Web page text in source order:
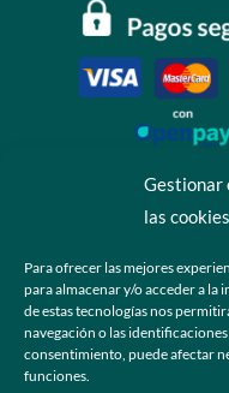
Gestionar
las cookies
Para ofrecer las mejores
para almacenar y/o acceder a
de estas tecnologías nos
navegación o las
consentimiento, puede afectar
funciones.
 +52 55 6173
 hola@grupo-